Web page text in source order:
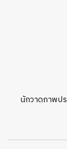
นักวาดภาพป